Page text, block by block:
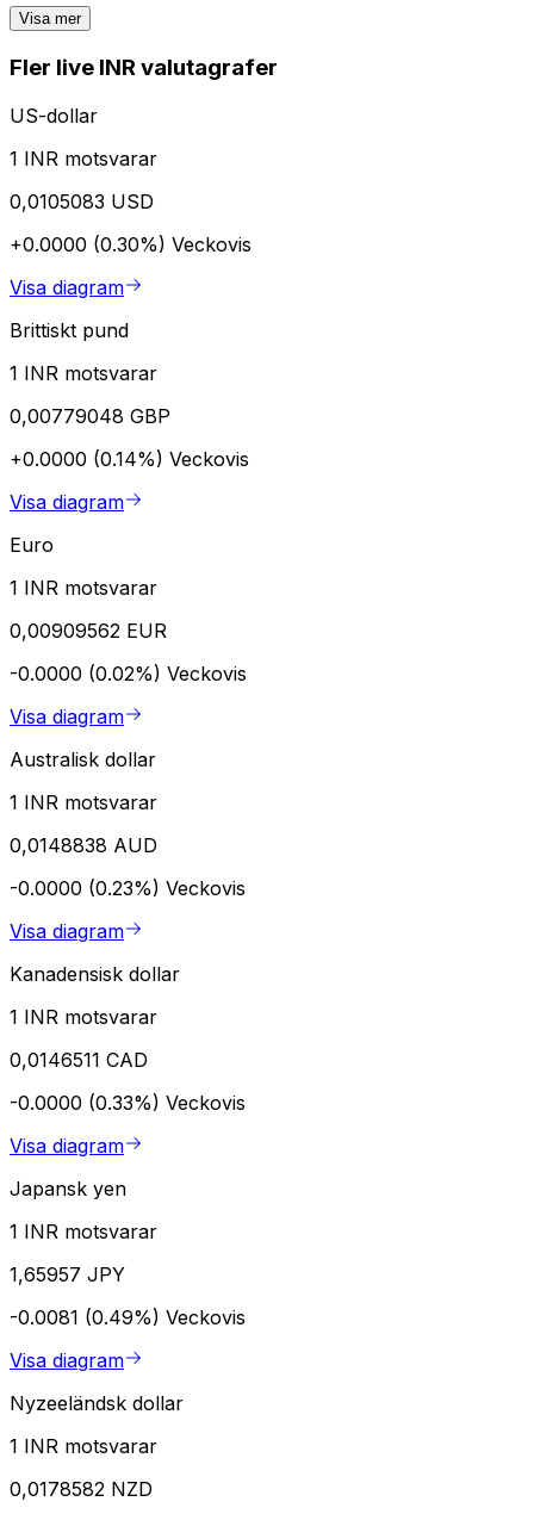
Visa mer
Fler live INR valutagrafer
US-dollar
1 INR motsvarar
0,0105083 USD
+0.0000 (0.30%) Veckovis
Visa diagram
Brittiskt pund
1 INR motsvarar
0,00779048 GBP
+0.0000 (0.14%) Veckovis
Visa diagram
Euro
1 INR motsvarar
0,00909562 EUR
-0.0000 (0.02%) Veckovis
Visa diagram
Australisk dollar
1 INR motsvarar
0,0148838 AUD
-0.0000 (0.23%) Veckovis
Visa diagram
Kanadensisk dollar
1 INR motsvarar
0,0146511 CAD
-0.0000 (0.33%) Veckovis
Visa diagram
Japansk yen
1 INR motsvarar
1,65957 JPY
-0.0081 (0.49%) Veckovis
Visa diagram
Nyzeeländsk dollar
1 INR motsvarar
0,0178582 NZD